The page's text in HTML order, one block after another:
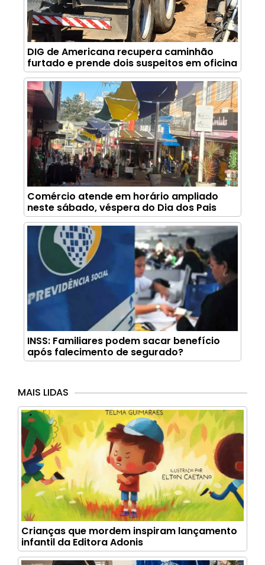
DIG de Americana recupera caminhão
furtado e prende dois suspeitos em oficina
Comércio atende em horário ampliado
neste sábado, véspera do Dia dos Pais
INSS: Familiares podem sacar benefício
após falecimento de segurado?
MAIS LIDAS
Crianças que mordem inspiram lançamento
infantil da Editora Adonis